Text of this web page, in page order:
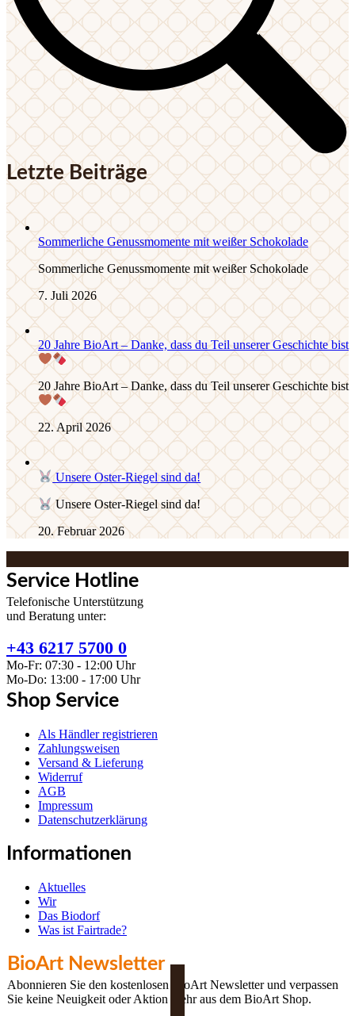
Letzte Beiträge
Sommerliche Genussmomente mit weißer Schokolade
Sommerliche Genussmomente mit weißer Schokolade
7. Juli 2026
20 Jahre BioArt – Danke, dass du Teil unserer Geschichte bist
20 Jahre BioArt – Danke, dass du Teil unserer Geschichte bist
22. April 2026
Unsere Oster-Riegel sind da!
Unsere Oster-Riegel sind da!
20. Februar 2026
Service Hotline
Telefonische Unterstützung
und Beratung unter:
+43 6217 5700 0
Mo-Fr: 07:30 - 12:00 Uhr
Mo-Do: 13:00 - 17:00 Uhr
Shop Service
Als Händler registrieren
Zahlungsweisen
Versand & Lieferung
Widerruf
AGB
Impressum
Datenschutzerklärung
Informationen
Aktuelles
Wir
Das Biodorf
Was ist Fairtrade?
BioArt Newsletter
Abonnieren Sie den kostenlosen BioArt Newsletter und verpassen
Sie keine Neuigkeit oder Aktion mehr aus dem BioArt Shop.